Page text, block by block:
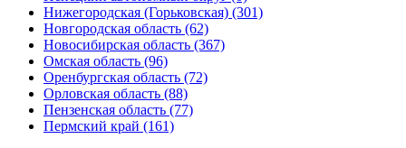
Нижегородская (Горьковская) (301)
Новгородская область (62)
Новосибирская область (367)
Омская область (96)
Оренбургская область (72)
Орловская область (88)
Пензенская область (77)
Пермский край (161)